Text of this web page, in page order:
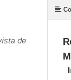
de